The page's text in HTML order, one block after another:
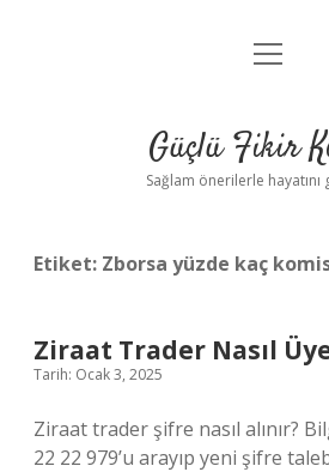
Anasayfa
Yasal Uyarı
menüyü
Güçlü Fikir
Sağlam önerilerle hayatını
Etiket: Zborsa yüzde kaç
Ziraat Trader Nasıl
Tarih: Ocak 3, 2025
Ziraat trader şifre nasıl alınır?
22 22 979’u arayıp yeni şifre